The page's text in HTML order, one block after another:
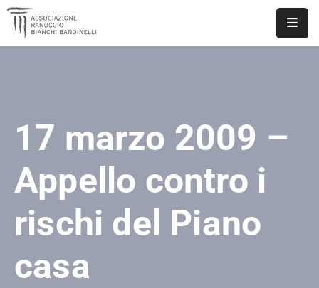
DOCUMENTI
PUBBLICAZIONI
CONTATTI
17 marzo 2009 –
Appello contro i
rischi del Piano
casa